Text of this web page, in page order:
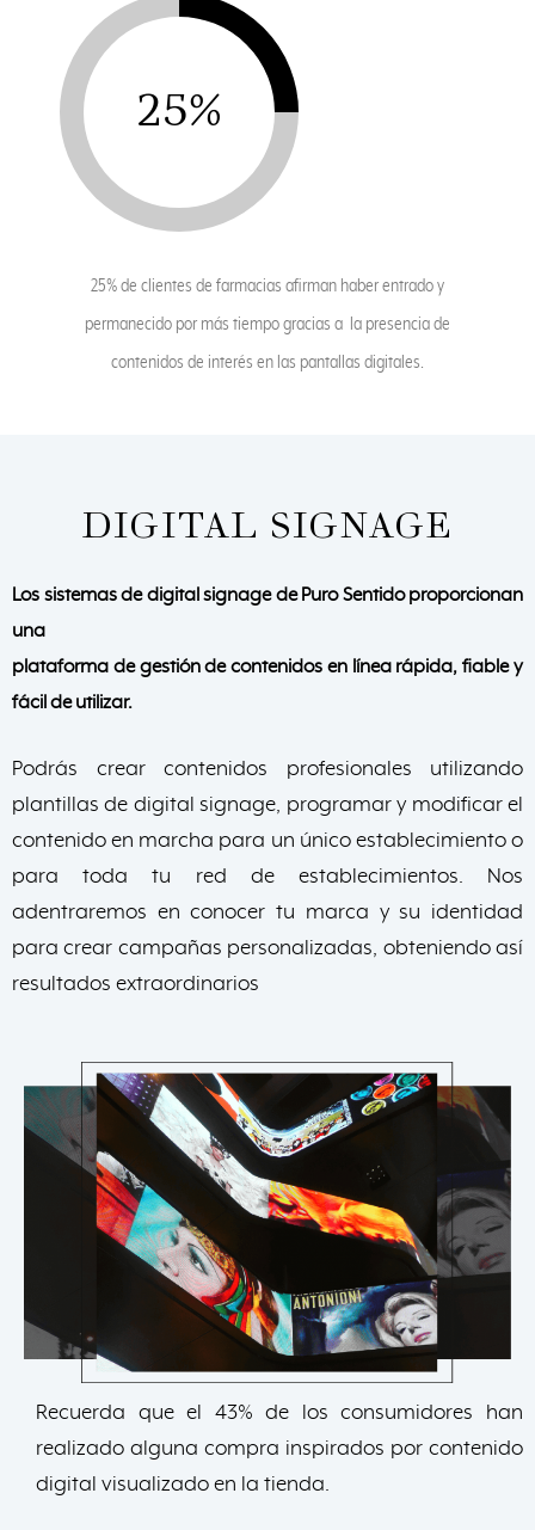
25%
25% de clientes de farmacias afirman haber entrado y
permanecido por más tiempo gracias a la presencia de
contenidos de interés en las pantallas digitales.
DIGITAL SIGNAGE
Los sistemas de digital signage de Puro Sentido proporcionan
una
plataforma de gestión de contenidos en línea rápida, fiable y
fácil de utilizar.
Podrás crear contenidos profesionales utilizando
plantillas de digital signage, programar y modificar el
contenido en marcha para un único establecimiento o
para toda tu red de establecimientos. Nos
adentraremos en conocer tu marca y su identidad
para crear campañas personalizadas, obteniendo así
resultados extraordinarios
Recuerda que el 43% de los consumidores han
realizado alguna compra inspirados por contenido
digital visualizado en la tienda.